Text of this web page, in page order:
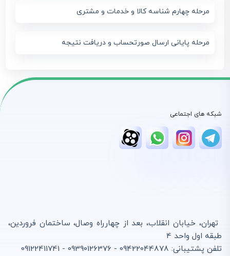
مرحله چهارم شناسه کالا و خدمات و مشتری
مرحله پایانی ارسال صورتحساب و دریافت نتیجه
شبکه های اجتماعی
تهران، خیابان انقلاب، بعد از چهارراه وصال، ساختمان فروردین،
طبقه اول واحد 4
تلفن پشتیبانی: 09422044878 - 09390126376 - 09122411741